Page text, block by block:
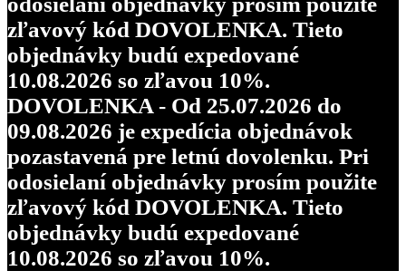
zľavový kód DOVOLENKA. Tieto
objednávky budú expedované
10.08.2026 so zľavou 10%.
DOVOLENKA - Od 25.07.2026 do
09.08.2026 je expedícia objednávok
pozastavená pre letnú dovolenku. Pri
odosielaní objednávky prosím použite
zľavový kód DOVOLENKA. Tieto
objednávky budú expedované
10.08.2026 so zľavou 10%.